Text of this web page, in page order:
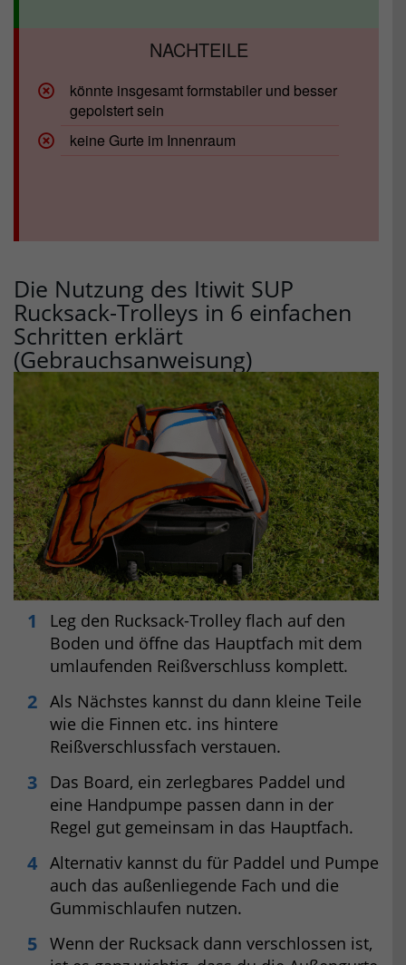
könnte insgesamt formstabiler und besser
gepolstert sein
keine Gurte im Innenraum
Die Nutzung des Itiwit SUP
Rucksack-Trolleys in 6 einfachen
Schritten erklärt
(Gebrauchsanweisung)
Leg den Rucksack-Trolley flach auf den
Boden und öffne das Hauptfach mit dem
umlaufenden Reißverschluss komplett.
Als Nächstes kannst du dann kleine Teile
wie die Finnen etc. ins hintere
Reißverschlussfach verstauen.
Das Board, ein zerlegbares Paddel und
eine Handpumpe passen dann in der
Regel gut gemeinsam in das Hauptfach.
Alternativ kannst du für Paddel und Pumpe
auch das außenliegende Fach und die
Gummischlaufen nutzen.
Wenn der Rucksack dann verschlossen ist,